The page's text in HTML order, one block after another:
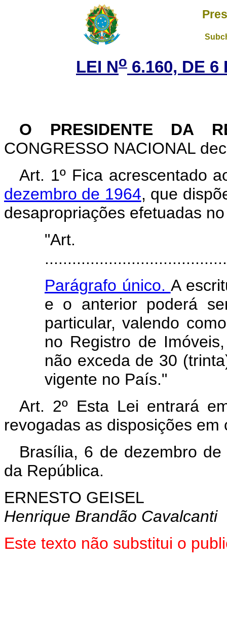
LEI No 6.160, DE 6
O PRESIDENTE DA
CONGRESSO NACIONAL
Art. 1º Fica acrescentado
dezembro de 1964, que
desapropriações efetuadas
Parágrafo único. A
e o anterior poderá
particular, valendo
no Registro de
não exceda de 30
vigente no País."
Art. 2º Esta Lei entrará
revogadas as disposições em
Brasília, 6 de dezembro
da República.
ERNESTO GEISEL
Henrique Brandão Cavalcanti
Este texto não substitui o